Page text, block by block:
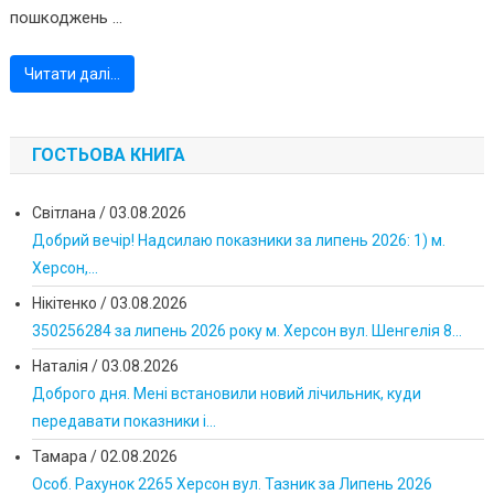
пошкоджень ...
Читати далі…
ГОСТЬОВА КНИГА
Світлана /03.08.2026
Добрий вечір! Надсилаю показники за липень 2026: 1) м.
Херсон,...
Нікітенко /03.08.2026
350256284 за липень 2026 року м. Херсон вул. Шенгелія 8...
Наталія /03.08.2026
Доброго дня. Мені встановили новий лічильник, куди
передавати показники і...
Тамара /02.08.2026
Особ. Рахунок 2265 Херсон вул. Тазник за Липень 2026